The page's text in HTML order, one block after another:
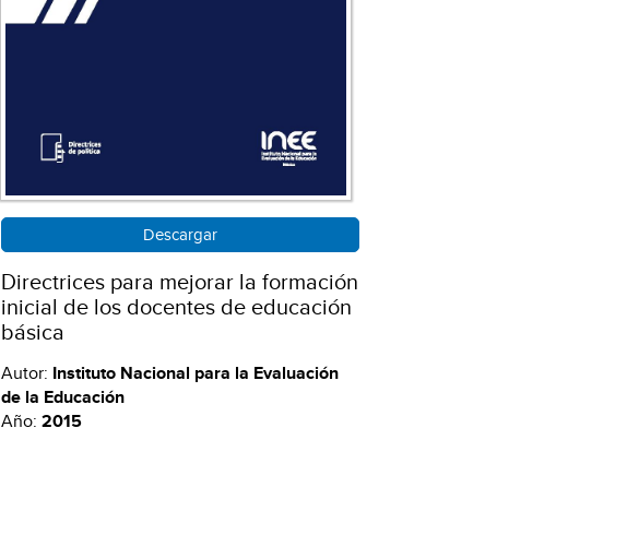
Descargar
Directrices para mejorar la formación
inicial de los docentes de educación
básica
Autor: Instituto Nacional para la Evaluación
de la Educación
Año: 2015